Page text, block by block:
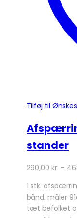
Tilføj til
stander
290,00 kr. –
1 stk.
bånd, måler
tæt befolket